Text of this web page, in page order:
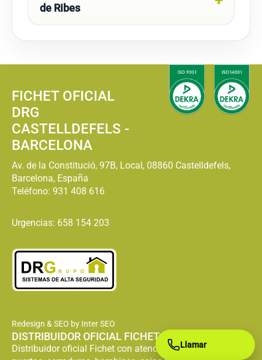
de Ribes
FICHET OFICIAL
DRG
CASTELLDEFELS -
BARCELONA
Av. de la Constitució, 97B, Local, 08860 Castelldefels,
Barcelona, España
Teléfono: 931 408 616
Urgencias: 658 154 203
Redesign & SEO by Inter SEO
DISTRIBUIDOR OFICIAL FICHET
Distribuidor oficial Fichet con atención especializada en
Llamar